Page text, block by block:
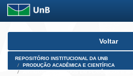
Skip
Voltar
REPOSITÓRIO INSTITUCIONAL DA UNB
PRODUÇÃO ACADÊMICA E CIENTÍFICA